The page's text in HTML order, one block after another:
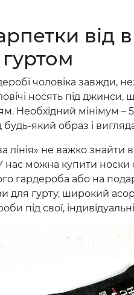
від
чоловіка завжди,
носять під джинси,
Необхідний мінімум –
будь-який образ і
лінія» не важко знайти
нас можна купити носки
гардероба або на
для гурту, широкий
під свої,